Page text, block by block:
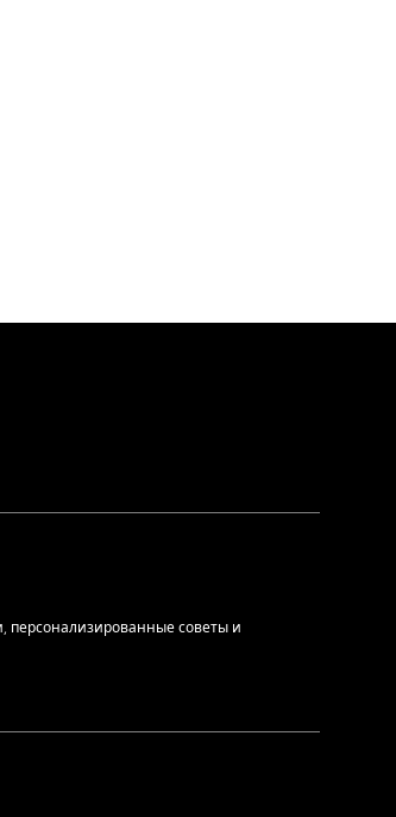
персонализированные советы и